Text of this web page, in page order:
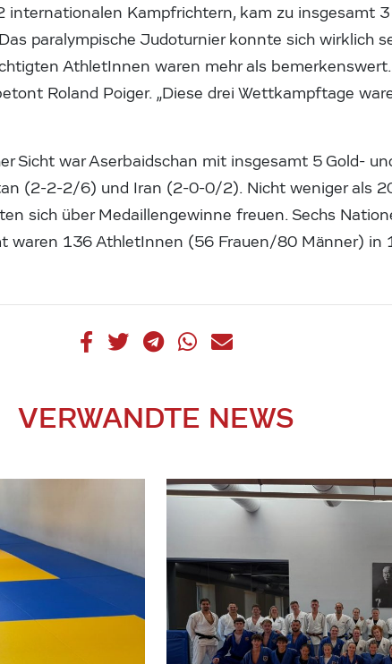
internationalen Kampfrichtern, kam zu insgesamt
paralympische Judoturnier konnte sich wirklich
AthletInnen waren mehr als
Roland Poiger. „Diese drei Wettkampftage
Sicht war Aserbaidschan mit insgesamt 5 Gold-
(2-2-2/6) und Iran (2-0-0/2). Nicht weniger als
sich über Medaillengewinne freuen. Sechs
waren 136 AthletInnen (56 Frauen/80 Männer) in
VERWANDTE NEWS